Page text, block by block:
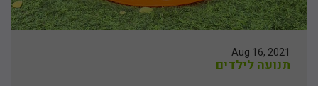
Aug 16, 2021
תנועה לילדים